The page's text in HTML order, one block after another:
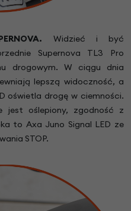
Widzieć i być
Supernova TL3 Pro
drogowym. W ciągu dnia
lepszą widoczność, a
oświetla drogę w ciemności.
jest oślepiony, zgodność z
to Axa Juno Signal LED ze
STOP.